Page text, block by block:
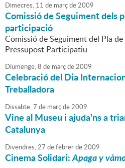
Dimecres, 11 de marçde2009
Comissió de Seguiment dels
participació
Comissió de Seguiment del Pla
Pressupost Participatiu
Diumenge,8 de marçde2009
Celebració del Dia
Treballadora
Dissabte,7 de marçde2009
Vine al Museu i ajuda'ns a
Catalunya
Divendres,27 defebrerde2009
Cinema Solidari:Apaga y